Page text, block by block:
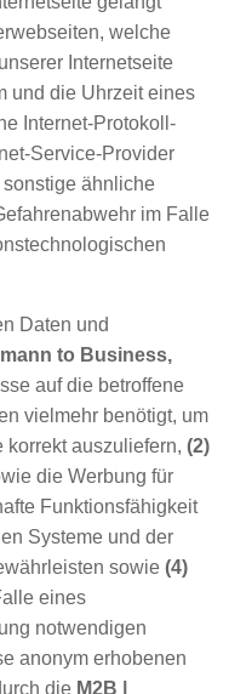
welche
Internetseite
und die Uhrzeit eines
Internet-Protokoll-
Service-Provider
sonstige ähnliche
im Falle
Daten und
to Business,
auf die betroffene
vielmehr benötigt, um
korrekt auszuliefern, (2)
die Werbung für
Funktionsfähigkeit
Systeme und der
sowie (4)
eines
notwendigen
anonym erhobenen
die M2B |